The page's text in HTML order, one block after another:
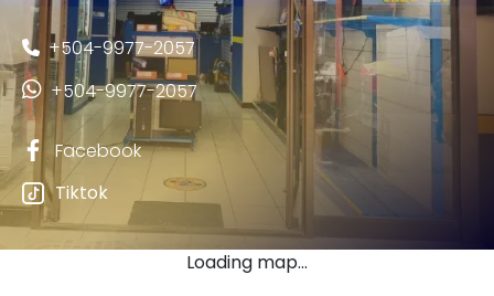
+504-9977-2057
+504-9977-2057
Facebook
Tiktok
Loading map...